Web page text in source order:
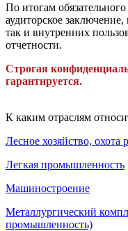
По итогам
аудиторское
так и внутренних
отчетности.
Строгая
гарантируется.
К каким отраслям
Лесное хозяйство,
Легкая промышленность
Машиностроение
Металлургический
промышленность)